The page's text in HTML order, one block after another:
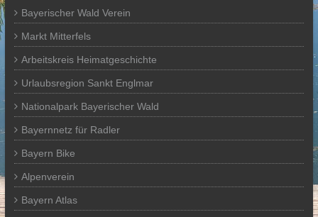
Bayerischer Wald Verein
Markt Mitterfels
Arbeitskreis Heimatgeschichte
Urlaubsregion Sankt Englmar
Nationalpark Bayerischer Wald
Bayernnetz für Radler
Bayern Bike
Alpenverein
Bayern Atlas